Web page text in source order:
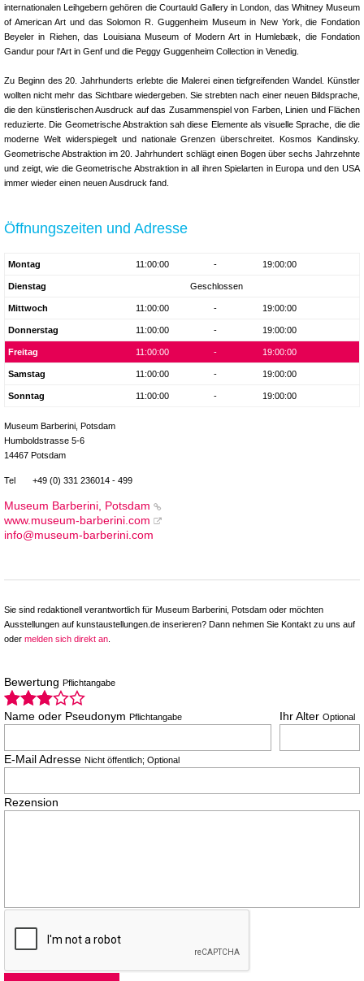
internationalen Leihgebern gehören die Courtauld Gallery in London, das Whitney Museum
of American Art und das Solomon R. Guggenheim Museum in New York, die Fondation
Beyeler in Riehen, das Louisiana Museum of Modern Art in Humlebæk, die Fondation
Gandur pour l‘Art in Genf und die Peggy Guggenheim Collection in Venedig.
Zu Beginn des 20. Jahrhunderts erlebte die Malerei einen tiefgreifenden Wandel. Künstler
wollten nicht mehr das Sichtbare wiedergeben. Sie strebten nach einer neuen Bildsprache,
die den künstlerischen Ausdruck auf das Zusammenspiel von Farben, Linien und Flächen
reduzierte. Die Geometrische Abstraktion sah diese Elemente als visuelle Sprache, die die
moderne Welt widerspiegelt und nationale Grenzen überschreitet. Kosmos Kandinsky.
Geometrische Abstraktion im 20. Jahrhundert schlägt einen Bogen über sechs Jahrzehnte
und zeigt, wie die Geometrische Abstraktion in all ihren Spielarten in Europa und den USA
immer wieder einen neuen Ausdruck fand.
Öffnungszeiten und Adresse
Montag 11:00:00 - 19:00:00
Dienstag Geschlossen
Mittwoch 11:00:00 - 19:00:00
Donnerstag 11:00:00 - 19:00:00
Freitag 11:00:00 - 19:00:00
Samstag 11:00:00 - 19:00:00
Sonntag 11:00:00 - 19:00:00
Museum Barberini, Potsdam
Humboldstrasse 5-6
14467 Potsdam
Tel +49 (0) 331 236014 - 499
Museum Barberini, Potsdam
www.museum-barberini.com
info@museum-barberini.com
Sie sind redaktionell verantwortlich für Museum Barberini, Potsdam oder möchten
Ausstellungen auf kunstaustellungen.de inserieren? Dann nehmen Sie Kontakt zu uns auf
oder melden sich direkt an
Bewertung Pflichtangabe
Name oder Pseudonym Pflichtangabe Ihr Alter Optional
E-Mail Adresse Nicht öffentlich; Optional
Rezension